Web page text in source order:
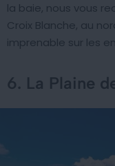
la baie, nous vous
Croix Blanche, au
imprenable sur les
6. La Plaine